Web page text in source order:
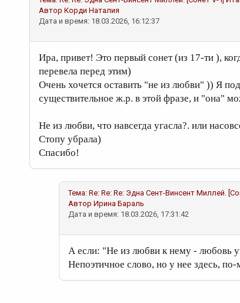
Автор Корди Наталия
Дата и время: 18.03.2026, 16:12:37
Ира, привет! Это первый сонет (из 17-ти ),
перевела перед этим)
Очень хочется оставить "не из любви" )) Я
существительное ж.р. в этой фразе, и "она"
Не из любви, что навсегда угасла?. или
Стопу убрала)
Спасибо!
Тема: Re: Re: Re: Эдна Сент-Винсент Миллей.
Автор Ирина Бараль
Дата и время: 18.03.2026, 17:31:42
А если: "Не из любви к нему - любовь
Непоэтичное слово, но у нее здесь,